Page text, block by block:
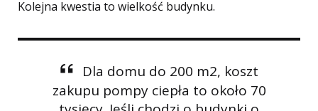
Kolejna kwestia to wielkość budynku.
Dla domu do 200 m2, koszt
zakupu pompy ciepła to około 70